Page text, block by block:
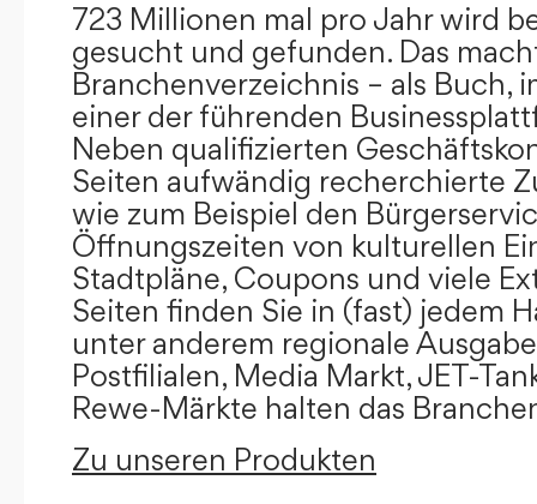
723 Millionen mal pro Jahr wird
gesucht und gefunden. Das
Branchenverzeichnis – als Buch,
einer der führenden
Neben qualifizierten
Seiten aufwändig recherchierte
wie zum Beispiel den
Öffnungszeiten von kulturellen
Stadtpläne, Coupons und viele
Seiten finden Sie in (fast) jedem
unter anderem regionale
Postfilialen, Media Markt, JET-
Rewe-Märkte halten das
Zu unseren Produkten